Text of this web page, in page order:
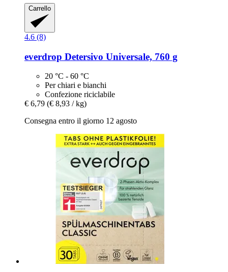
Carrello
4.6 (8)
everdrop Detersivo Universale, 760 g
20 °C - 60 °C
Per chiari e bianchi
Confezione riciclabile
€ 6,79 (€ 8,93 / kg)
Consegna entro il giorno 12 agosto